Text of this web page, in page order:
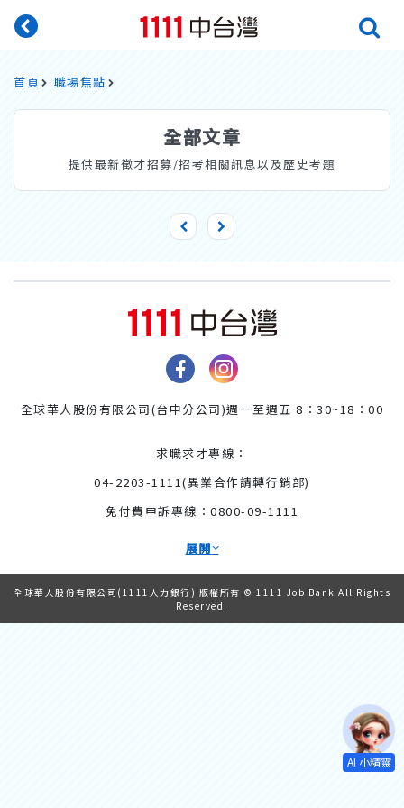
首頁 職場焦點
全部文章
提供最新徵才招募/招考相關訊息以及歷史考題
全球華人股份有限公司(台中分公司)週一至週五 8：30~18：00
求職求才專線：
04-2203-1111(異業合作請轉行銷部)
免付費申訴專線：0800-09-1111
展開
全球華人股份有限公司(1111人力銀行) 版權所有 © 1111 Job Bank All Rights
Reserved.